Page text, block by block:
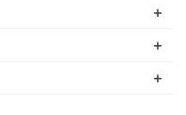
+
+
+